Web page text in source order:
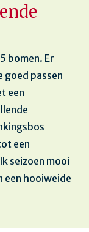
bomen. Er
goed passen
een
een
seizoen mooi
een hooiweide